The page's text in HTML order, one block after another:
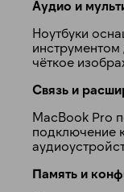
Аудио и
Ноутбуки
чёткое
Связь и
MacBook Pro
подключение
Память и